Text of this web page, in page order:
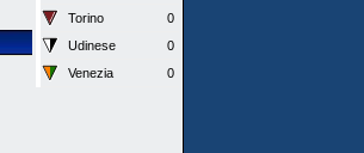
Torino
0
Udinese
0
Venezia
0